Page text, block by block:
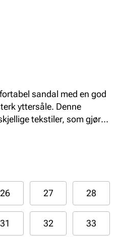
sandal med en god
yttersåle. Denne
tekstiler, som gjør
Sandalen har
26 27 28
31 32 33